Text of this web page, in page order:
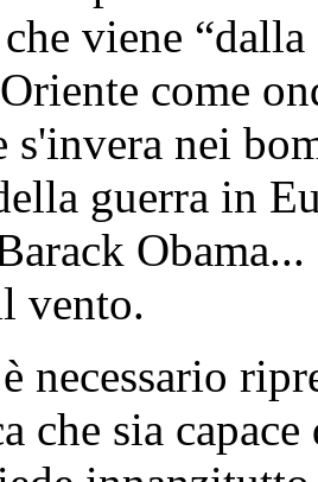
viene
come
s'invera nei
guerra in
vento.
necessario
che sia